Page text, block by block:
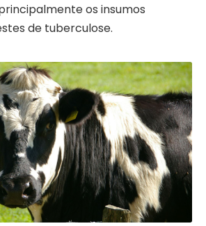
os insumos
de tuberculose.